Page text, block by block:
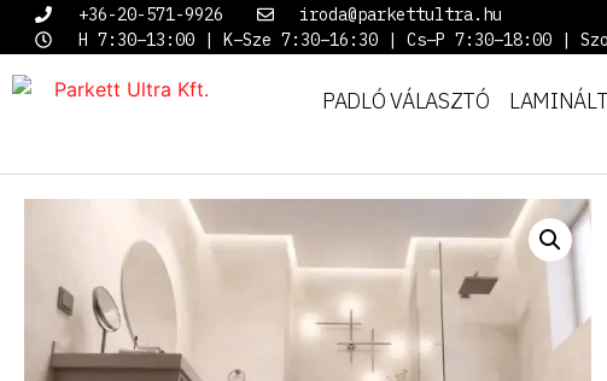
+36-20-571-9926
iroda@parkettultra.hu
H 7:30–13:00 | K–Sze 7:30–16:30 | Cs–P 7:30–18:00 |
PADLÓ VÁLASZTÓ